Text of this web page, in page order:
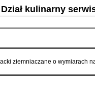
Dział kulinarny
ziemniaczane o wymiarach